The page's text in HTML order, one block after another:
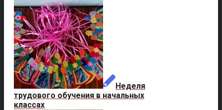
Неделя
трудового обучения в начальных
классах